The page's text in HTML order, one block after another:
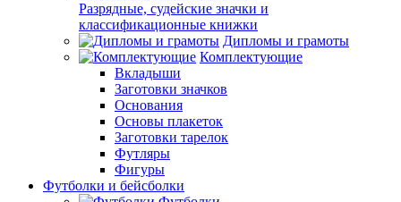
Разрядные, судейские значки и
классификационные книжки
Дипломы и грамоты
Комплектующие
Вкладыши
Заготовки значков
Основания
Основы плакеток
Заготовки тарелок
Футляры
Фигуры
Футболки и бейсболки